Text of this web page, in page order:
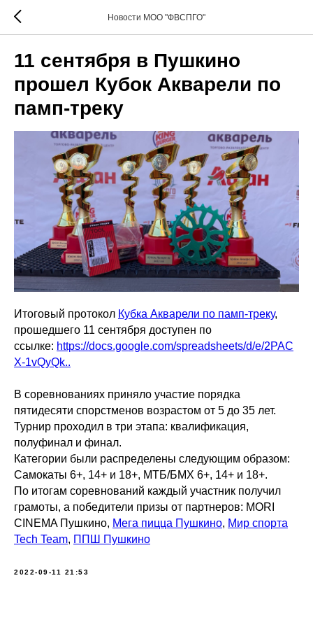
Новости МОО "ФВСПГО"
11 сентября в Пушкино
прошел Кубок Акварели по
памп-треку
Итоговый протокол Кубка Акварели по памп-треку,
прошедшего 11 сентября доступен по
ссылке: https://docs.google.com/spreadsheets/d/e/2PAC
X-1vQyQk..
В соревнованиях приняло участие порядка
пятидесяти спорстменов возрастом от 5 до 35 лет.
Турнир проходил в три этапа: квалификация,
полуфинал и финал.
Категории были распределены следующим образом:
Самокаты 6+, 14+ и 18+, МТБ/БМХ 6+, 14+ и 18+.
По итогам соревнований каждый участник получил
грамоты, а победители призы от партнеров: MORI
CINEMA Пушкино, Мега пицца Пушкино, Мир спорта
Tech Team, ППШ Пушкино
2022-09-11 21:53